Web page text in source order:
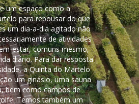
um espaço como a
para repousar do que
um dia-a-dia agitado não
de atividades
estar, comuns mesmo,
diário. Para dar resposta
a Quinta do Martelo
um ginásio, uma sauna
bem como campos de
Temos também um